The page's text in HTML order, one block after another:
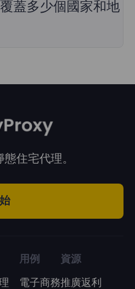
中自由選擇和切換不同
蓋多少個國家和地
住宅代理。
用例
電子商務
資源
推廣返利